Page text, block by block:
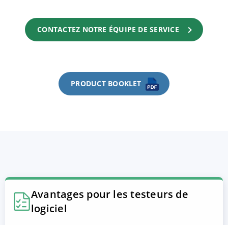
CONTACTEZ NOTRE ÉQUIPE DE SERVICE
PRODUCT BOOKLET
Avantages pour les testeurs de
logiciel